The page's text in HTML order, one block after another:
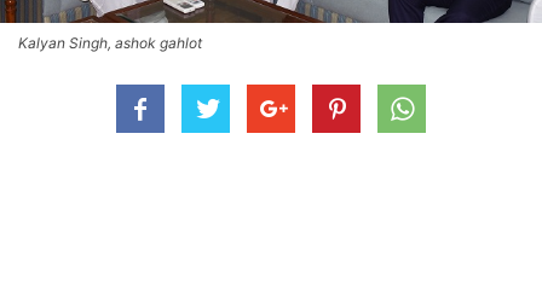
Kalyan Singh, ashok gahlot